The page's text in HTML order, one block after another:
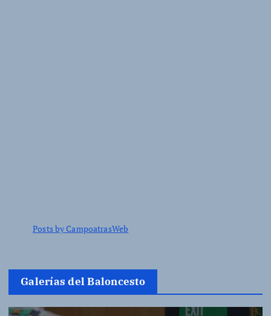
Posts by CampoatrasWeb
Galerías del Baloncesto